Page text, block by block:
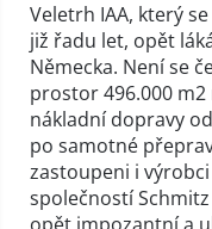
Veletrh IAA, který
již řadu let, opět
Německa. Není se
prostor 496.000
nákladní dopravy
po samotné
zastoupeni i
společností